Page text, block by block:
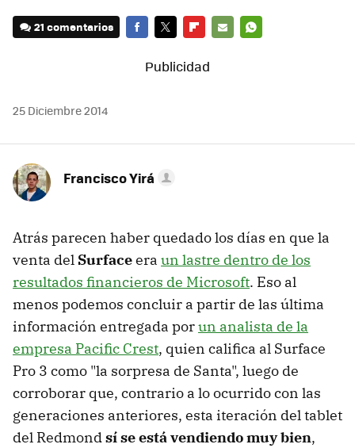
21 comentarios
25 Diciembre 2014
Francisco Yirá
Atrás parecen haber quedado los días en que la
venta del Surfaceera un lastre dentro de los
resultados financieros de Microsoft. Eso al
menos podemos concluir a partir de las última
información entregada porun analista de la
empresa Pacific Crest, quien califica al Surface
Pro 3 como "la sorpresa de Santa", luego de
corroborar que, contrario a lo ocurrido con las
generaciones anteriores, esta iteración del tablet
del Redmondsí se está vendiendo muy bien,